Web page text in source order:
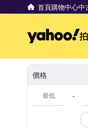
首頁購物中心中
價格
-